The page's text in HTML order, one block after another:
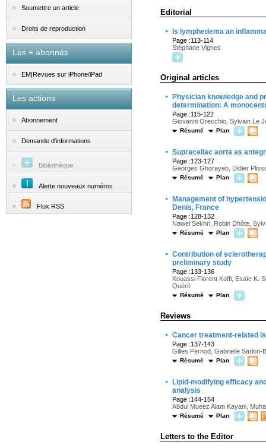
Soumettre un article
Droits de reproduction
Les + abonnés
EM|Revues sur iPhone/iPad
Les actions
Abonnement
Demande d'informations
Bibliothèque
Alerte nouveaux numéros
Flux RSS
Editorial
· Is lymphedema an
Page :113-114
Stéphane Vignes
Original articles
·
Physician knowledge and
determination: A
Page :115-122
Giovanni Orecchio, Sylvain Le
Résumé Plan
· Supraceliac aorta as
Page :123-127
Georges Ghorayeb, Didier
Résumé Plan
·
Management of
Denis, France
Page :128-132
Nawel Sekhri, Robin Dhôte,
Résumé Plan
· Contribution of
preliminary study
Page :133-136
Kouassi Florent Koffi, Esaïe K.
Quéré
Résumé Plan
Reviews
· Cancer treatment-related
Page :137-143
Gilles Pernod, Gabrielle Sarlon-
Résumé Plan
·
Lipid-modifying efficacy
analysis
Page :144-154
Abdul Mueez Alam Kayani,
Résumé Plan
Letters to the Editor